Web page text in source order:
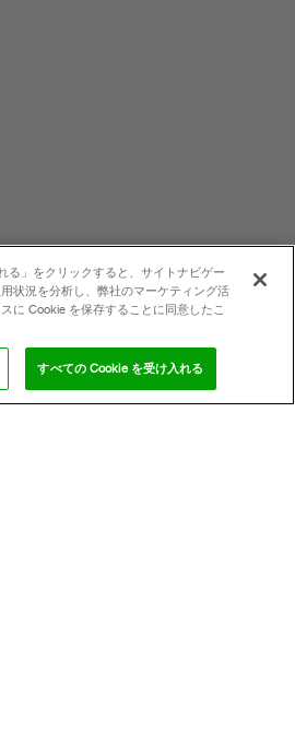
る」をクリックすると、サイトナビゲー
状況を分析し、弊社のマーケティング活
に Cookie を保存することに同意したこ
すべての Cookie を受け入れる